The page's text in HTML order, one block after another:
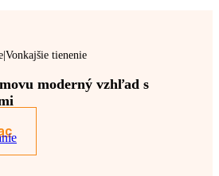
tienenie
moderný vzhľad s